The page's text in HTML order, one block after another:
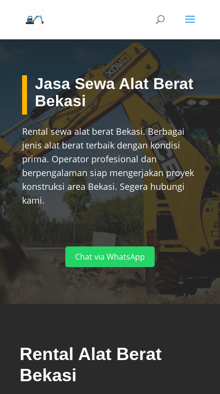
Jasa Sewa Alat Berat
Bekasi
Rental sewa alat berat Bekasi. Berbagai
jenis alat berat terbaik dengan kondisi
prima. Operator profesional dan
berpengalaman siap mengerjakan proyek
konstruksi area Bekasi. Segera hubungi
kami.
Chat via WhatsApp
Rental Alat Berat
Bekasi